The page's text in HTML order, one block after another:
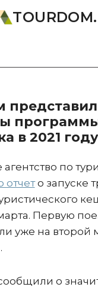
в 2021 году
по
отчето запуске
Первую
уже на второй
о